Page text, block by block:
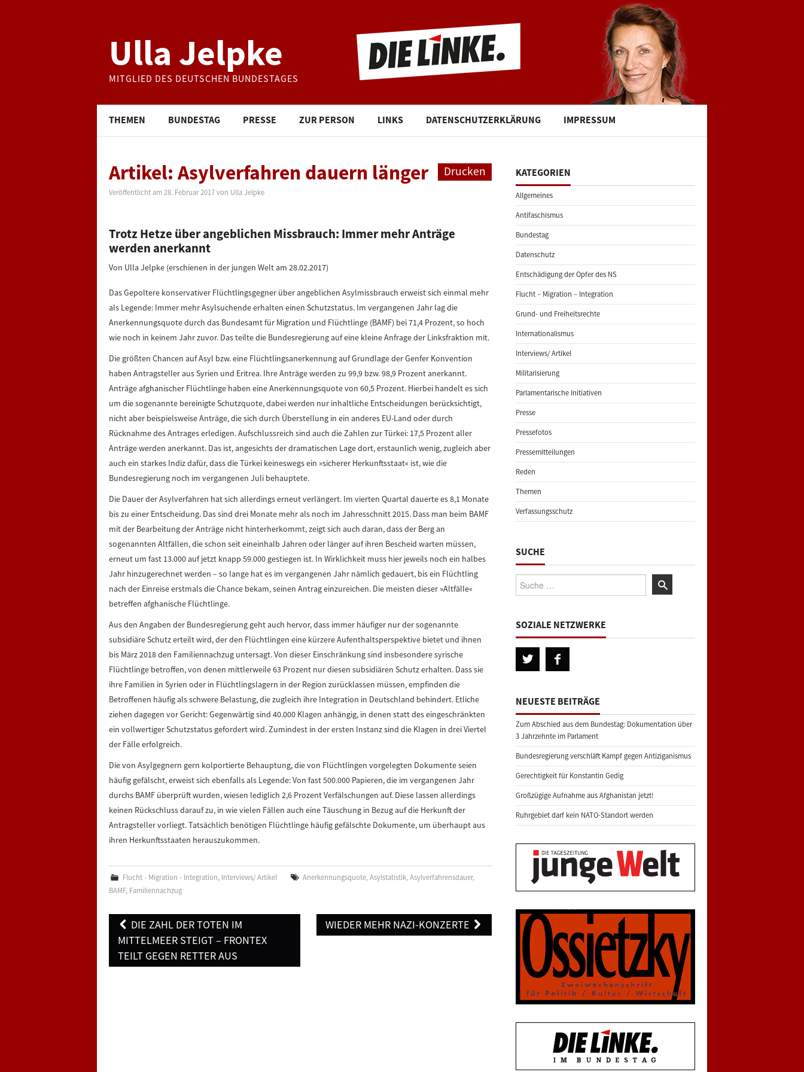
Ulla Jelpke
MITGLIED DES DEUTSCHEN BUNDESTAGES
THEMEN BUNDESTAG PRESSE ZUR PERSON LINKS DATENSCHUTZERKLÄRUNG IMPRESSUM
Drucken
Artikel: Asylverfahren dauern länger
Veröffentlicht am 28. Februar 2017 von Ulla Jelpke
Trotz Hetze über angeblichen Missbrauch: Immer mehr Anträge
werden anerkannt
Von Ulla Jelpke (erschienen in der jungen Welt am 28.02.2017)
Das Gepoltere konservativer Flüchtlingsgegner über angeblichen Asylmissbrauch erweist sich einmal mehr
als Legende: Immer mehr Asylsuchende erhalten einen Schutzstatus. Im vergangenen Jahr lag die
Anerkennungsquote durch das Bundesamt für Migration und Flüchtlinge (BAMF) bei 71,4 Prozent, so hoch
wie noch in keinem Jahr zuvor. Das teilte die Bundesregierung auf eine kleine Anfrage der Linksfraktion mit.
Die größten Chancen auf Asyl bzw. eine Flüchtlingsanerkennung auf Grundlage der Genfer Konvention
haben Antragsteller aus Syrien und Eritrea. Ihre Anträge werden zu 99,9 bzw. 98,9 Prozent anerkannt.
Anträge afghanischer Flüchtlinge haben eine Anerkennungsquote von 60,5 Prozent. Hierbei handelt es sich
um die sogenannte bereinigte Schutzquote, dabei werden nur inhaltliche Entscheidungen berücksichtigt,
nicht aber beispielsweise Anträge, die sich durch Überstellung in ein anderes EU-Land oder durch
Rücknahme des Antrages erledigen. Aufschlussreich sind auch die Zahlen zur Türkei: 17,5 Prozent aller
Anträge werden anerkannt. Das ist, angesichts der dramatischen Lage dort, erstaunlich wenig, zugleich aber
auch ein starkes Indiz dafür, dass die Türkei keineswegs ein »sicherer Herkunftsstaat« ist, wie die
Bundesregierung noch im vergangenen Juli behauptete.
Die Dauer der Asylverfahren hat sich allerdings erneut verlängert. Im vierten Quartal dauerte es 8,1 Monate
bis zu einer Entscheidung. Das sind drei Monate mehr als noch im Jahresschnitt 2015. Dass man beim BAMF
mit der Bearbeitung der Anträge nicht hinterherkommt, zeigt sich auch daran, dass der Berg an
sogenannten Altfällen, die schon seit eineinhalb Jahren oder länger auf ihren Bescheid warten müssen,
erneut um fast 13.000 auf jetzt knapp 59.000 gestiegen ist. In Wirklichkeit muss hier jeweils noch ein halbes
Jahr hinzugerechnet werden – so lange hat es im vergangenen Jahr nämlich gedauert, bis ein Flüchtling
nach der Einreise erstmals die Chance bekam, seinen Antrag einzureichen. Die meisten dieser »Altfälle«
betreffen afghanische Flüchtlinge.
Aus den Angaben der Bundesregierung geht auch hervor, dass immer häufiger nur der sogenannte
subsidiäre Schutz erteilt wird, der den Flüchtlingen eine kürzere Aufenthaltsperspektive bietet und ihnen
bis März 2018 den Familiennachzug untersagt. Von dieser Einschränkung sind insbesondere syrische
Flüchtlinge betroffen, von denen mittlerweile 63 Prozent nur diesen subsidiären Schutz erhalten. Dass sie
ihre Familien in Syrien oder in Flüchtlingslagern in der Region zurücklassen müssen, empfinden die
Betroffenen häufig als schwere Belastung, die zugleich ihre Integration in Deutschland behindert. Etliche
ziehen dagegen vor Gericht: Gegenwärtig sind 40.000 Klagen anhängig, in denen statt des eingeschränkten
ein vollwertiger Schutzstatus gefordert wird. Zumindest in der ersten Instanz sind die Klagen in drei Viertel
der Fälle erfolgreich.
Die von Asylgegnern gern kolportierte Behauptung, die von Flüchtlingen vorgelegten Dokumente seien
häufig gefälscht, erweist sich ebenfalls als Legende: Von fast 500.000 Papieren, die im vergangenen Jahr
durchs BAMF überprüft wurden, wiesen lediglich 2,6 Prozent Verfälschungen auf. Diese lassen allerdings
keinen Rückschluss darauf zu, in wie vielen Fällen auch eine Täuschung in Bezug auf die Herkunft der
Antragsteller vorliegt. Tatsächlich benötigen Flüchtlinge häufig gefälschte Dokumente, um überhaupt aus
ihren Herkunftsstaaten herauszukommen.
Flucht - Migration - Integration, Interviews/ Artikel Anerkennungsquote,Asylstatistik,Asylverfahrensdauer,
BAMF, Familiennachzug
Post
navigation
DIE ZAHL DER TOTEN IM
MITTELMEER STEIGT – FRONTEX
TEILT GEGEN RETTER AUS
WIEDER MEHR NAZI-KONZERTE
KATEGORIEN
Allgemeines
Antifaschismus
Bundestag
Datenschutz
Entschädigung der Opfer des NS
Flucht – Migration – Integration
Grund- und Freiheitsrechte
Internationalismus
Interviews/ Artikel
Militarisierung
Parlamentarische Initiativen
Presse
Pressefotos
Pressemitteilungen
Reden
Themen
Verfassungsschutz
SUCHE
Suche:
SOZIALE NETZWERKE
NEUESTE BEITRÄGE
Zum Abschied aus dem Bundestag: Dokumentation über
3 Jahrzehnte im Parlament
Bundesregierung verschläft Kampf gegen Antiziganismus
Gerechtigkeit für Konstantin Gedig
Großzügige Aufnahme aus Afghanistan jetzt!
Ruhrgebiet darf kein NATO-Standort werden